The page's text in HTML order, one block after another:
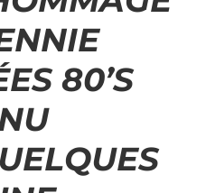
80’S